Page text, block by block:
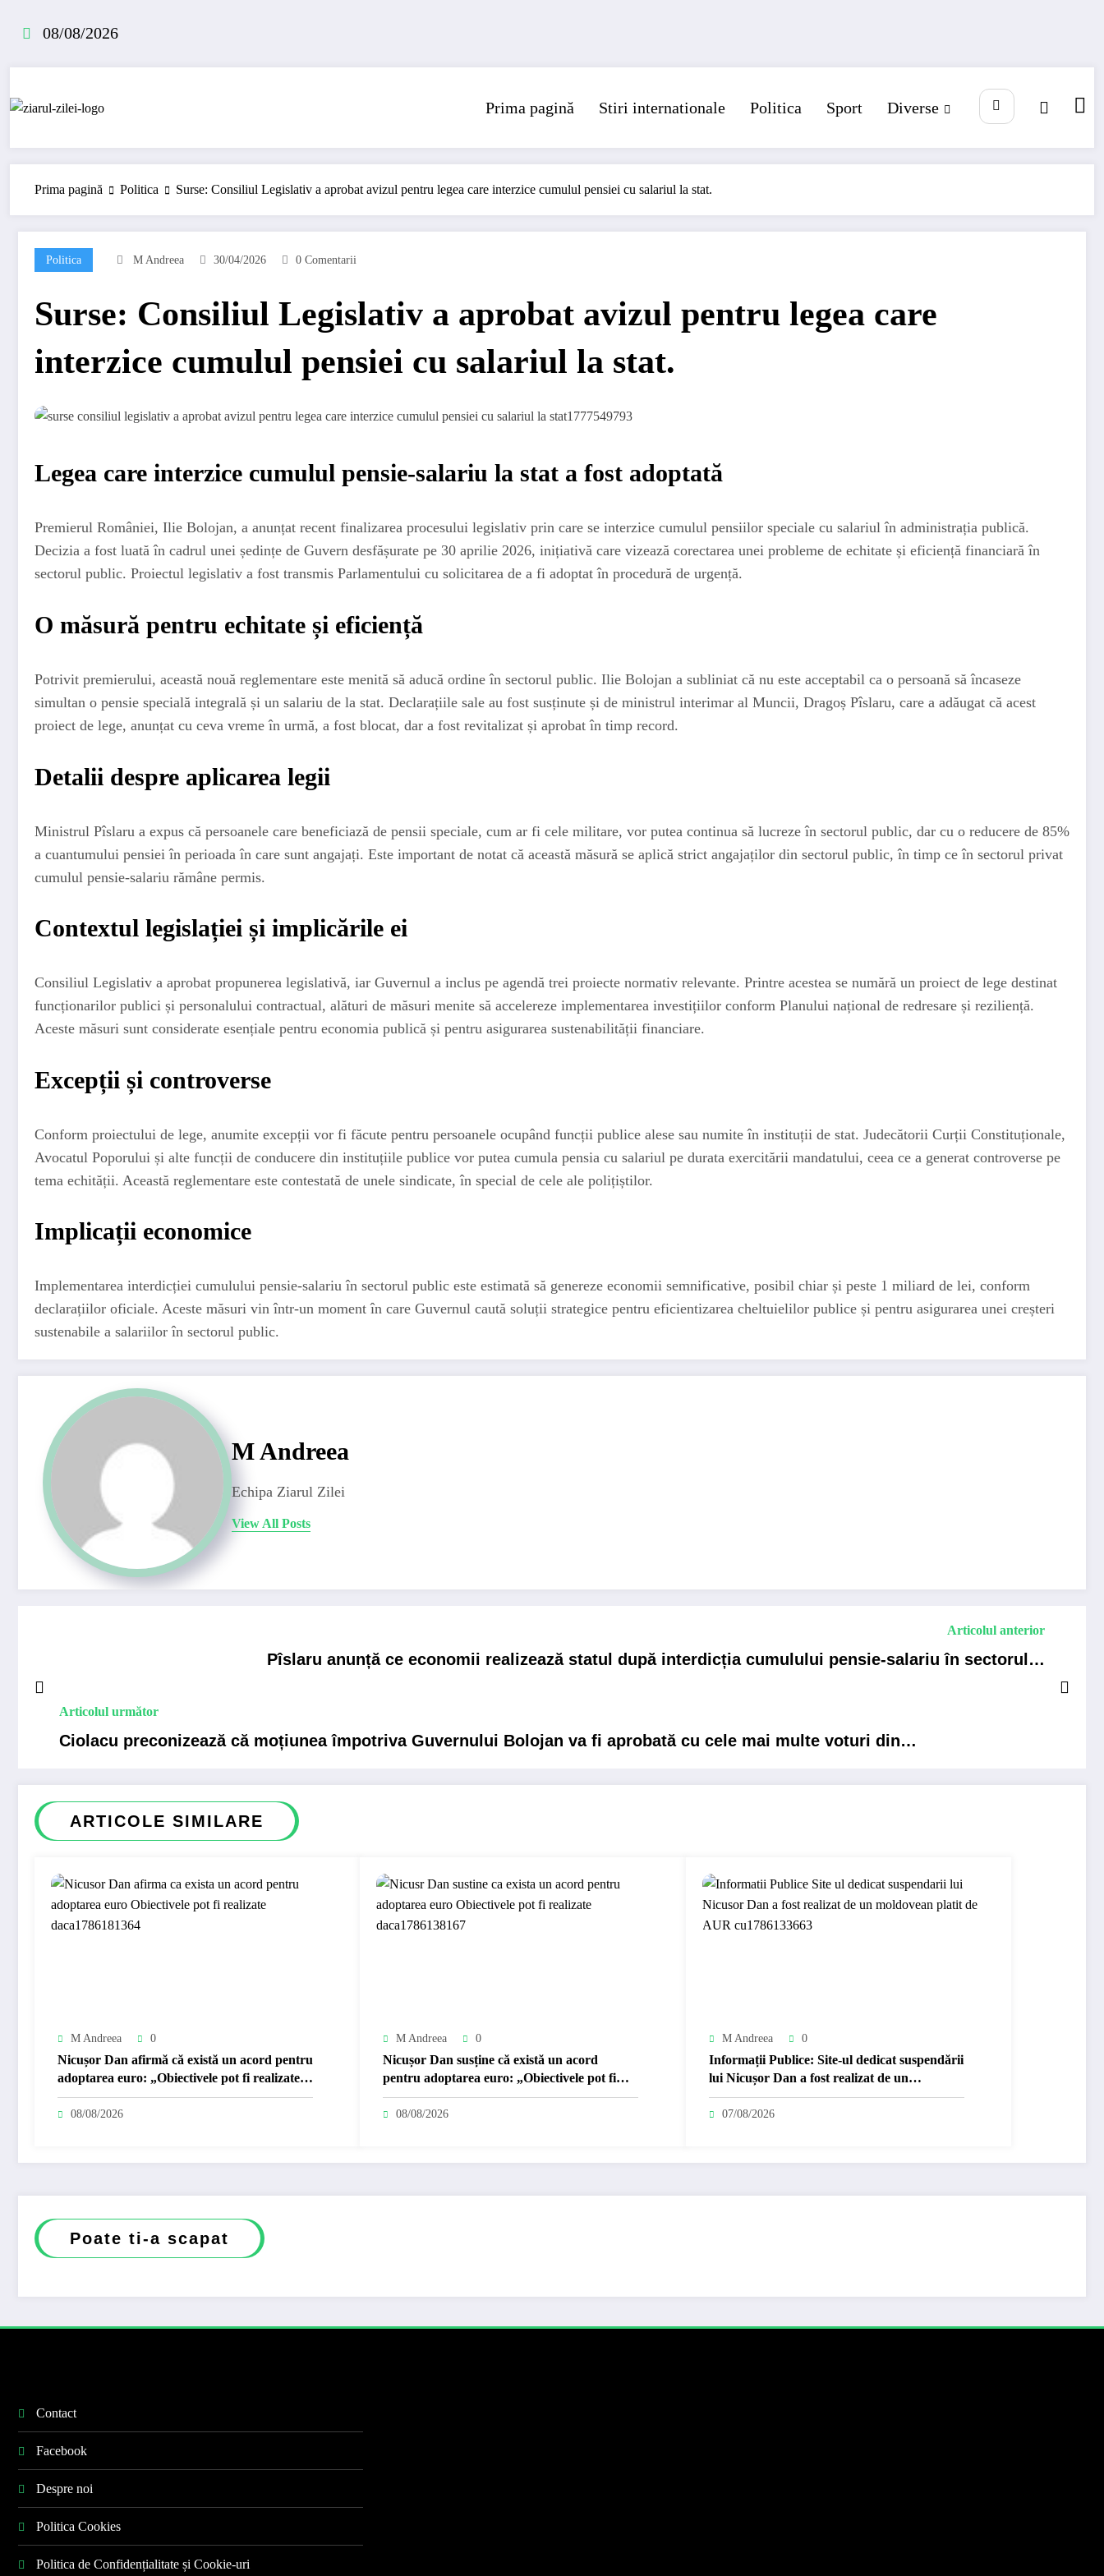
08/08/2026
Prima pagină Stiri internationale Politica Sport Diverse
Prima pagină Politica Surse: Consiliul Legislativ a aprobat avizul pentru legea care interzice cumulul pensiei cu salariul la stat.
Politica M Andreea 30/04/2026 0 Comentarii
Surse: Consiliul Legislativ a aprobat avizul pentru legea care
interzice cumulul pensiei cu salariul la stat.
Legea care interzice cumulul pensie-salariu la stat a fost adoptată
Premierul României, Ilie Bolojan, a anunțat recent finalizarea procesului legislativ prin care se interzice cumulul pensiilor speciale cu salariul în administrația publică.
Decizia a fost luată în cadrul unei ședințe de Guvern desfășurate pe 30 aprilie 2026, inițiativă care vizează corectarea unei probleme de echitate și eficiență financiară în
sectorul public. Proiectul legislativ a fost transmis Parlamentului cu solicitarea de a fi adoptat în procedură de urgență.
O măsură pentru echitate și eficiență
Potrivit premierului, această nouă reglementare este menită să aducă ordine în sectorul public. Ilie Bolojan a subliniat că nu este acceptabil ca o persoană să încaseze
simultan o pensie specială integrală și un salariu de la stat. Declarațiile sale au fost susținute și de ministrul interimar al Muncii, Dragoș Pîslaru, care a adăugat că acest
proiect de lege, anunțat cu ceva vreme în urmă, a fost blocat, dar a fost revitalizat și aprobat în timp record.
Detalii despre aplicarea legii
Ministrul Pîslaru a expus că persoanele care beneficiază de pensii speciale, cum ar fi cele militare, vor putea continua să lucreze în sectorul public, dar cu o reducere de 85%
a cuantumului pensiei în perioada în care sunt angajați. Este important de notat că această măsură se aplică strict angajaților din sectorul public, în timp ce în sectorul privat
cumulul pensie-salariu rămâne permis.
Contextul legislației și implicările ei
Consiliul Legislativ a aprobat propunerea legislativă, iar Guvernul a inclus pe agendă trei proiecte normativ relevante. Printre acestea se numără un proiect de lege destinat
funcționarilor publici și personalului contractual, alături de măsuri menite să accelereze implementarea investițiilor conform Planului național de redresare și reziliență.
Aceste măsuri sunt considerate esențiale pentru economia publică și pentru asigurarea sustenabilității financiare.
Excepții și controverse
Conform proiectului de lege, anumite excepții vor fi făcute pentru persoanele ocupând funcții publice alese sau numite în instituții de stat. Judecătorii Curții Constituționale,
Avocatul Poporului și alte funcții de conducere din instituțiile publice vor putea cumula pensia cu salariul pe durata exercitării mandatului, ceea ce a generat controverse pe
tema echității. Această reglementare este contestată de unele sindicate, în special de cele ale polițiștilor.
Implicații economice
Implementarea interdicției cumulului pensie-salariu în sectorul public este estimată să genereze economii semnificative, posibil chiar și peste 1 miliard de lei, conform
declarațiilor oficiale. Aceste măsuri vin într-un moment în care Guvernul caută soluții strategice pentru eficientizarea cheltuielilor publice și pentru asigurarea unei creșteri
sustenabile a salariilor în sectorul public.
M Andreea
Echipa Ziarul Zilei
View All Posts
Articolul anterior
Pîslaru anunță ce economii realizează statul după interdicția cumulului pensie-salariu în sectorul…
Articolul următor
Ciolacu preconizează că moțiunea împotriva Guvernului Bolojan va fi aprobată cu cele mai multe voturi din…
ARTICOLE SIMILARE
M Andreea 0
Nicușor Dan afirmă că există un acord pentru
adoptarea euro: „Obiectivele pot fi realizate
dacă…
08/08/2026
M Andreea 0
Nicușor Dan susține că există un acord
pentru adoptarea euro: „Obiectivele pot fi
realizate dacă…
08/08/2026
M Andreea 0
Informații Publice: Site-ul dedicat suspendării
lui Nicușor Dan a fost realizat de un
moldovean plătit de AUR cu…
07/08/2026
Poate ti-a scapat
Contact
Facebook
Despre noi
Politica Cookies
Politica de Confidențialitate și Cookie-uri